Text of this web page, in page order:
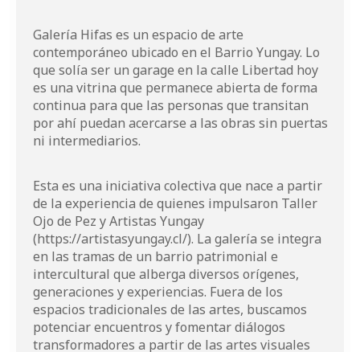
Galería Hifas es un espacio de arte
contemporáneo ubicado en el Barrio Yungay. Lo
que solía ser un garage en la calle Libertad hoy
es una vitrina que permanece abierta de forma
continua para que las personas que transitan
por ahí puedan acercarse a las obras sin puertas
ni intermediarios.
Esta es una iniciativa colectiva que nace a partir
de la experiencia de quienes impulsaron Taller
Ojo de Pez y Artistas Yungay
(https://artistasyungay.cl/). La galería se integra
en las tramas de un barrio patrimonial e
intercultural que alberga diversos orígenes,
generaciones y experiencias. Fuera de los
espacios tradicionales de las artes, buscamos
potenciar encuentros y fomentar diálogos
transformadores a partir de las artes visuales